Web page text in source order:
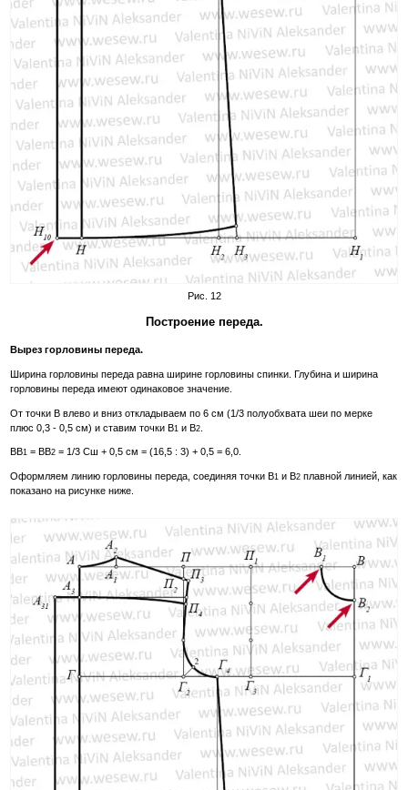
Рис. 12
Построение переда.
Вырез горловины переда.
Ширина горловины переда равна ширине горловины спинки. Глубина и ширина
горловины переда имеют одинаковое значение.
От точки В влево и вниз откладываем по 6 см (1/3 полуобхвата шеи по мерке
плюс 0,3 - 0,5 см) и ставим точки В1 и В2
ВВ1 = ВВ2 = 1/3 Сш + 0,5 см = (16,5 : 3) + 0,5 = 6,0.
Оформляем линию горловины переда, соединяя точки В1 и В2 плавной линией, как
показано на рисунке ниже.